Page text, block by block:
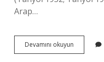
Arap…
Devamını okuyun
Köyleri